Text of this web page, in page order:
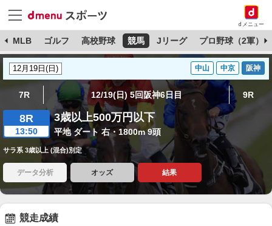
dメニュー
MLB ゴルフ 高校野球 競馬 Jリーグ プロ野球（2軍）
中山 中京 阪神
7R 12/19(日) 5回阪神6日目 9R
8R
13:50
3歳以上500万円以下
平地 ダート 右・1800m 9頭
サラ系 3歳以上 (混合)別定
データ分析 オッズ 結果
競走成績